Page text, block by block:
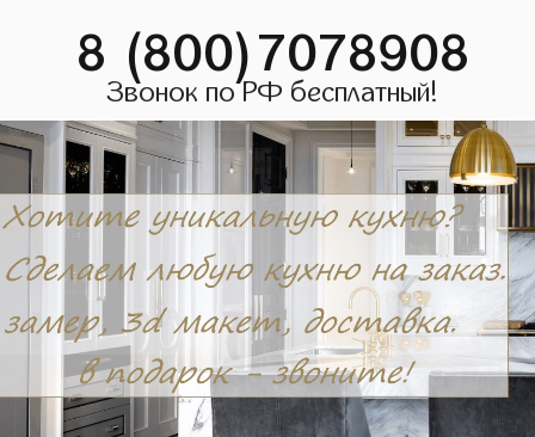
8 (800)7078908
Звонок по РФ бесплатный!